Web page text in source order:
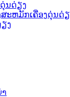
ນດ່ຽງ
ະຫມັກເຄື່ອງດຸ່ນດ່
ງ